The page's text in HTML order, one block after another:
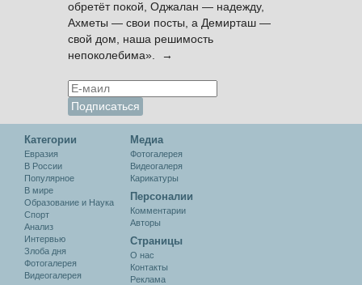
обретёт покой, Оджалан — надежду,
Ахметы — свои посты, а Демирташ —
свой дом, наша решимость
непоколебима». →
Категории
Евразия
В России
Популярное
В мире
Образование и Наука
Спорт
Анализ
Интервью
Злоба дня
Фотогалерея
Видеогалерея
Медиа
Фотогалерея
Видеогалеря
Карикатуры
Персоналии
Комментарии
Авторы
Cтраницы
О нас
Контакты
Реклама